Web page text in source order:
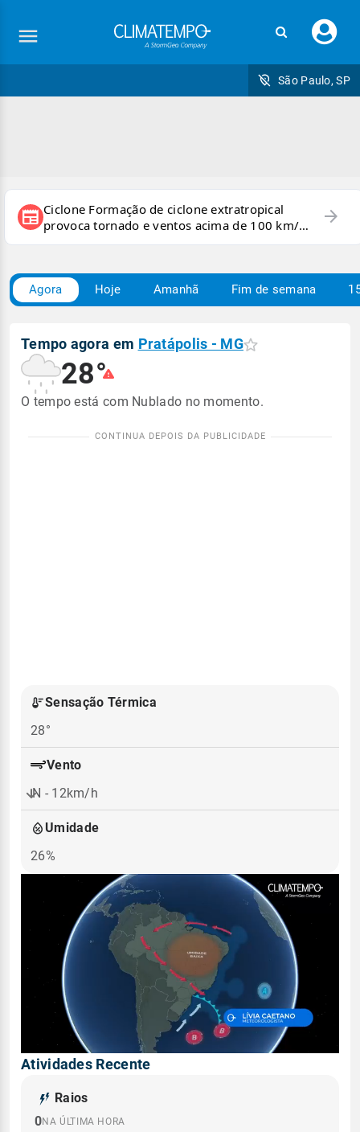
seu
São Paulo, SP
newspaper Ciclone Formação de ciclone extratropical
provoca tornado e ventos acima de 100 km/h
no RS
arrow_forward
Agora Hoje Amanhã Fim de semana
Tempo agora em Pratápolis - MG
28°
O tempo está com Nublado no momento.
Sensação Térmica
28°
Vento
N - 12km/h
Umidade
26%
Atividades Recente
Raios
0NA ÚLTIMA HORA